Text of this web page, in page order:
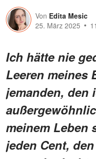
Von Edita Mesic
25. März 2025
Ich hätte nie
Leeren meines
jemanden, den
meinem Leben
jeden Cent,